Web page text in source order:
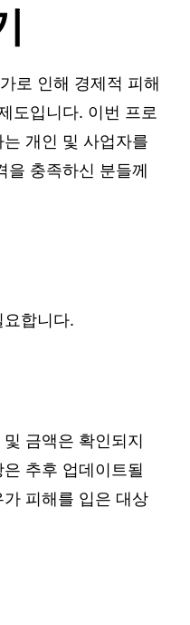
로 인해 경제적 피해
도입니다. 이번 프로
개인 및 사업자를
을 충족하신 분들께
합니다.
금액은 확인되지
추후 업데이트될
피해를 입은 대상